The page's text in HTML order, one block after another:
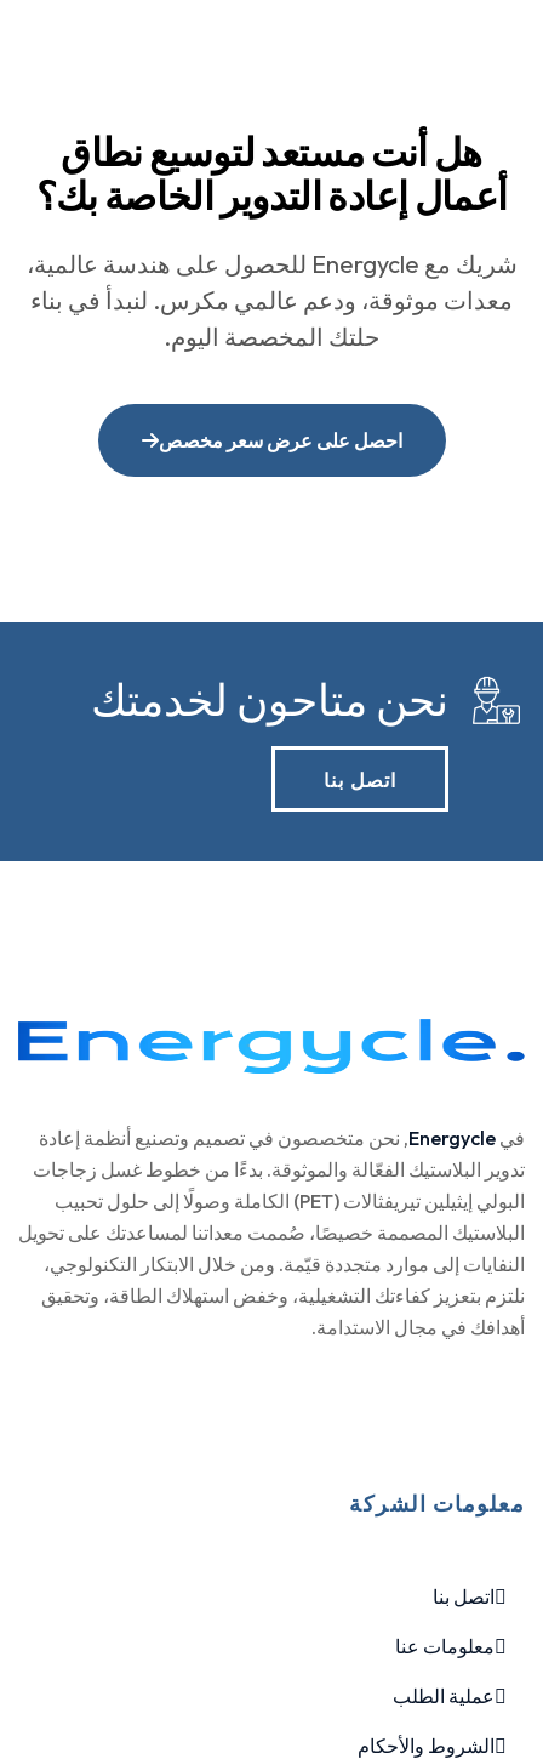
هل أنت مستعد لتوسيع نطاق
أعمال إعادة التدوير الخاصة بك؟
شريك مع Energycle للحصول على هندسة عالمية،
معدات موثوقة، ودعم عالمي مكرس. لنبدأ في بناء
حلتك المخصصة اليوم.
احصل على عرض سعر مخصص
نحن متاحون لخدمتك
اتصل بنا
في Energycle, نحن متخصصون في تصميم وتصنيع أنظمة إعادة
تدوير البلاستيك الفعّالة والموثوقة. بدءًا من خطوط غسل زجاجات
البولي إيثيلين تيريفثالات (PET) الكاملة وصولًا إلى حلول تحبيب
البلاستيك المصممة خصيصًا، صُممت معداتنا لمساعدتك على تحويل
النفايات إلى موارد متجددة قيّمة. ومن خلال الابتكار التكنولوجي،
نلتزم بتعزيز كفاءتك التشغيلية، وخفض استهلاك الطاقة، وتحقيق
أهدافك في مجال الاستدامة.
معلومات الشركة
اتصل بنا
معلومات عنا
عملية الطلب
الشروط والأحكام